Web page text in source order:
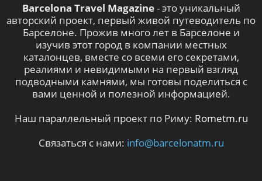
Barcelona Travel Magazine- это уникальный
авторский проект, первый живой путеводитель по
Барселоне. Прожив много лет в Барселоне и
изучив этот город в компании местных
каталонцев, вместе со всеми его секретами,
реалиями и невидимыми на первый взгляд
подводными камнями, мы готовы поделиться с
вами ценной и полезной информацией.
Наш параллельный проект по Риму: Rometm.ru
Связаться с нами: info@barcelonatm.ru